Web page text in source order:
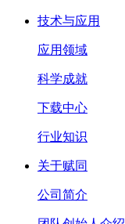
技术与应用
应用领域
科学成就
下载中心
行业知识
关于赋同
公司简介